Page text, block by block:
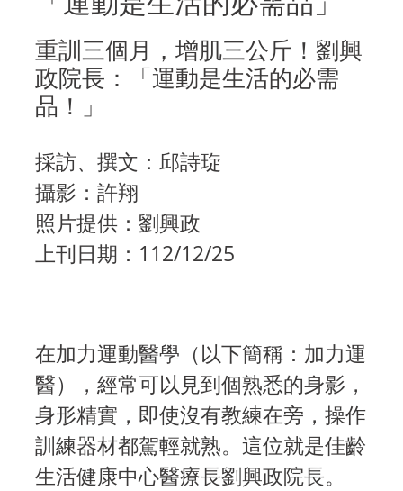
重訓三個月，增肌三公斤！劉興
政院長：「運動是生活的必需
品！」
採訪、撰文：邱詩琁
攝影：許翔
照片提供：劉興政
上刊日期：112/12/25
在加力運動醫學（以下簡稱：加力運
醫），經常可以見到個熟悉的身影，
身形精實，即使沒有教練在旁，操作
訓練器材都駕輕就熟。這位就是佳齡
生活健康中心醫療長劉興政院長。